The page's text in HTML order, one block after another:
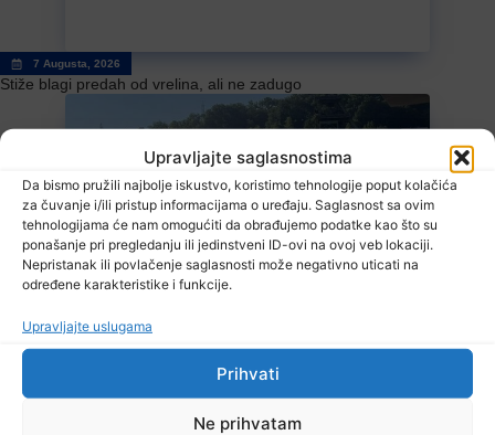
Upravljajte saglasnostima
Da bismo pružili najbolje iskustvo, koristimo tehnologije poput kolačića
za čuvanje i/ili pristup informacijama o uređaju. Saglasnost sa ovim
tehnologijama će nam omogućiti da obrađujemo podatke kao što su
ponašanje pri pregledanju ili jedinstveni ID-ovi na ovoj veb lokaciji.
Nepristanak ili povlačenje saglasnosti može negativno uticati na
određene karakteristike i funkcije.
Upravljajte uslugama
Prihvati
Ne prihvatam
7 Augusta, 2026
Stiže blagi predah od vrelina, ali ne zadugo
7 Augusta, 2026
Zenički rudari još uvijek u jami, poznato zdravstveno stanje
TV RASPORED